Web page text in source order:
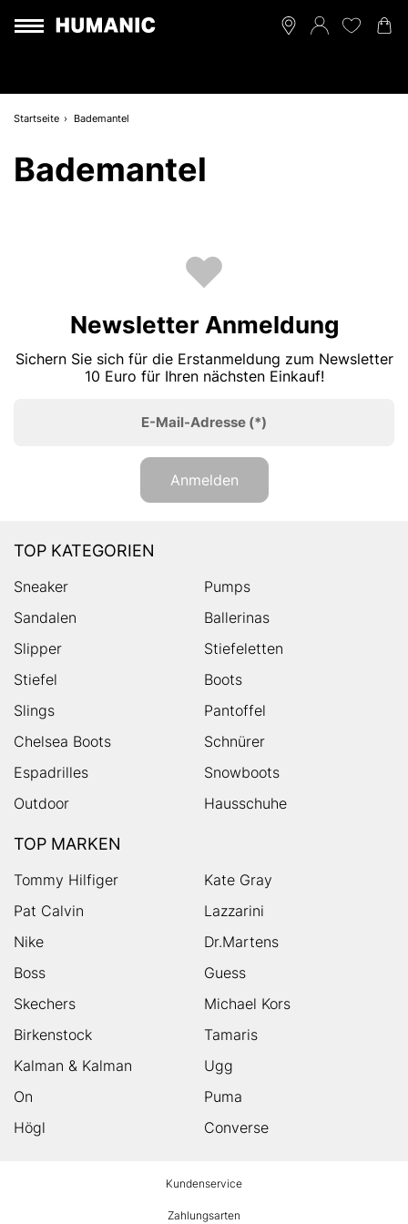
Startseite Bademantel
Bademantel
Newsletter Anmeldung
Sichern Sie sich für die Erstanmeldung zum Newsletter
10 Euro für Ihren nächsten Einkauf!
E-Mail-Adresse (*)
Anmelden
TOP KATEGORIEN
Sneaker
Pumps
Sandalen
Ballerinas
Slipper
Stiefeletten
Stiefel
Boots
Slings
Pantoffel
Chelsea Boots
Schnürer
Espadrilles
Snowboots
Outdoor
Hausschuhe
TOP MARKEN
Tommy Hilfiger
Kate Gray
Pat Calvin
Lazzarini
Nike
Dr.Martens
Boss
Guess
Skechers
Michael Kors
Birkenstock
Tamaris
Kalman & Kalman
Ugg
On
Puma
Högl
Converse
Kundenservice
Zahlungsarten